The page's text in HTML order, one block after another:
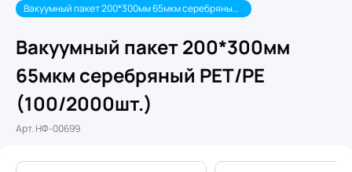
Вакуумный пакет 200*300мм 65мкм серебряный PET/PE (100/2000шт.)
Вакуумный пакет 200*300мм
65мкм серебряный PET/PE
(100/2000шт.)
Арт. НФ-00699